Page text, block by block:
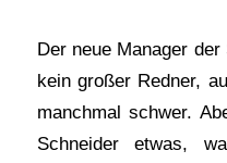
Der neue Manager
kein großer Redner,
manchmal schwer.
Schneider etwas,